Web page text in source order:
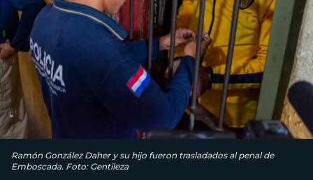
Ramón González Daher y su hijo fueron trasladados al penal de
Emboscada. Foto: Gentileza